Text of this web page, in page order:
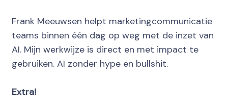
Frank Meeuwsen helpt marketingcommunicatie
teams binnen één dag op weg met de inzet van
AI. Mijn werkwijze is direct en met impact te
gebruiken. AI zonder hype en bullshit.
Extra!